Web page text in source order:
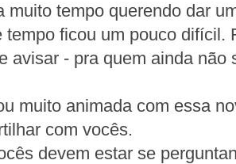
muito tempo querendo dar
tempo ficou um pouco difícil.
avisar - pra quem ainda
muito animada com essa
com vocês.
devem estar se